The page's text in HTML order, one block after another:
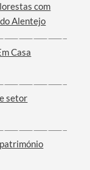
com
Alentejo
Casa
setor